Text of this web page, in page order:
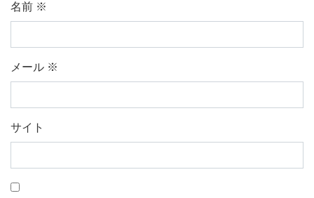
名前 ※
メール ※
サイト